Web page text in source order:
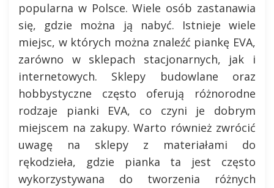
popularna w Polsce. Wiele osób zastanawia
się, gdzie można ją nabyć. Istnieje wiele
miejsc, w których można znaleźć piankę EVA,
zarówno w sklepach stacjonarnych, jak i
internetowych. Sklepy budowlane oraz
hobbystyczne często oferują różnorodne
rodzaje pianki EVA, co czyni je dobrym
miejscem na zakupy. Warto również zwrócić
uwagę na sklepy z materiałami do
rękodzieła, gdzie pianka ta jest często
wykorzystywana do tworzenia różnych